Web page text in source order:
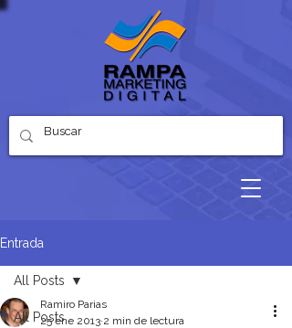
Entrada
All Posts
All Posts
Ramiro Parias
25 ene 2013 2 min de lectura